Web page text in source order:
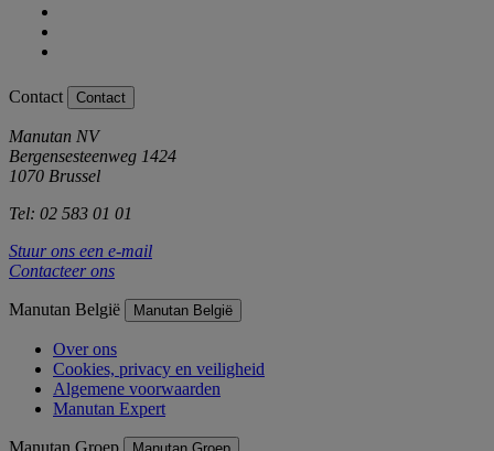
Contact Contact
Manutan NV
Bergensesteenweg 1424
1070 Brussel
Tel: 02 583 01 01
Stuur ons een e-mail
Contacteer ons
Manutan België Manutan België
Over ons
Cookies, privacy en veiligheid
Algemene voorwaarden
Manutan Expert